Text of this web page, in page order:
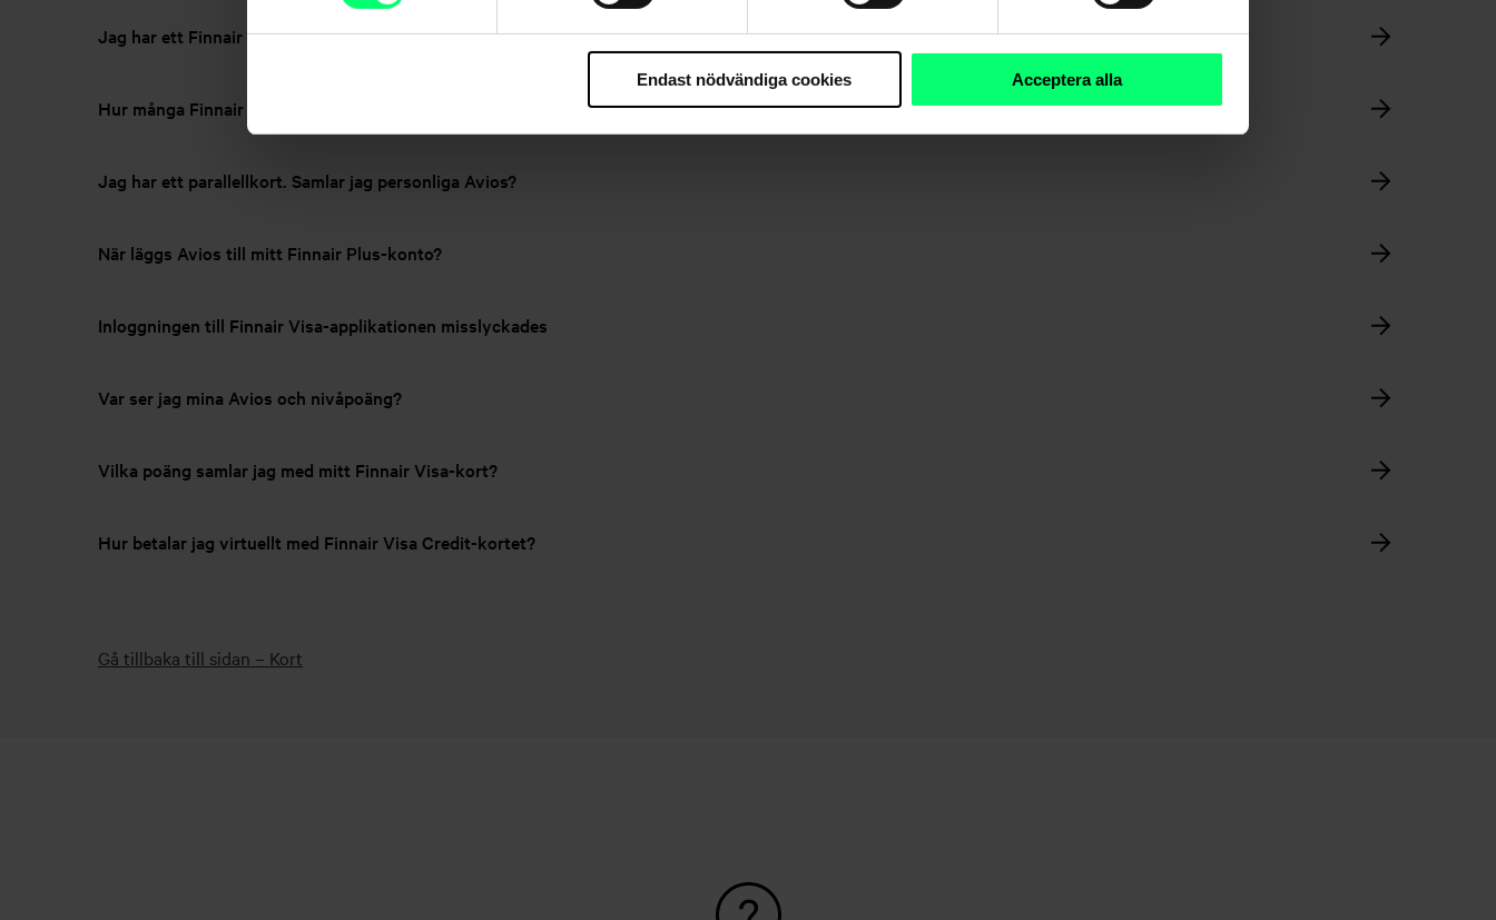
Endast nödvändiga cookies Acceptera alla
Jag har ett Finnair Visa Credit-kort, varför ser jag inte Avios på medlemskontot?
Hur många Finnair Avios samlar jag för varje euro jag använder?
Jag har ett parallellkort. Samlar jag personliga Avios?
När läggs Avios till mitt Finnair Plus-konto?
Inloggningen till Finnair Visa-applikationen misslyckades
Var ser jag mina Avios och nivåpoäng?
Vilka poäng samlar jag med mitt Finnair Visa-kort?
Hur betalar jag virtuellt med Finnair Visa Credit-kortet?
Gå tillbaka till sidan – Kort